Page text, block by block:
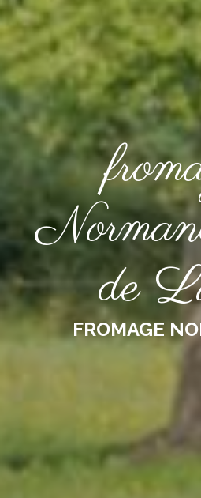
de
FROMAGE